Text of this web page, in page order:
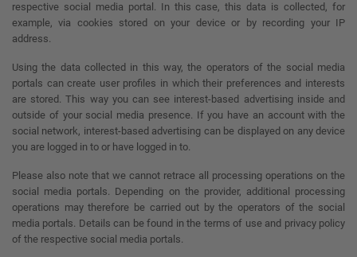
respective social media portal. In this case, this data is collected, for
example, via cookies stored on your device or by recording your IP
address.
Using the data collected in this way, the operators of the social media
portals can create user profiles in which their preferences and interests
are stored. This way you can see interest-based advertising inside and
outside of your social media presence. If you have an account with the
social network, interest-based advertising can be displayed on any device
you are logged in to or have logged in to.
Please also note that we cannot retrace all processing operations on the
social media portals. Depending on the provider, additional processing
operations may therefore be carried out by the operators of the social
media portals. Details can be found in the terms of use and privacy policy
of the respective social media portals.